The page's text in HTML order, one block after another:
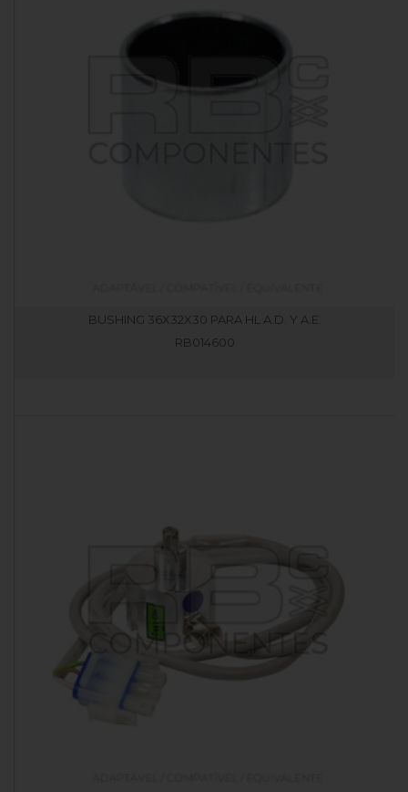
BUSHING 36X32X30 PARA HL A.D. Y A.E.
RB014600